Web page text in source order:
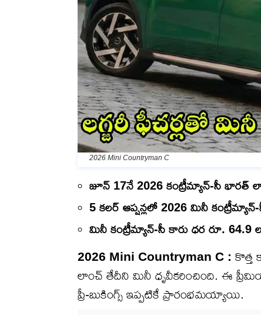
2026 Mini Countryman C
జూన్ 17నే 2026 కంట్రీమ్యాన్-సీ భారత్
5 కలర్ ఆప్షన్లలో 2026 మినీ
మినీ కంట్రీమ్యాన్-సీ కారు ధర రూ. 64.9
2026 Mini Countryman C : కొత్త
లాంచ్ తేదీని మినీ ధృవీకరించింది. ఈ
ప్రీ-బుకింగ్స్ ఇప్పటికే ప్రారంభమయ్యాయి.